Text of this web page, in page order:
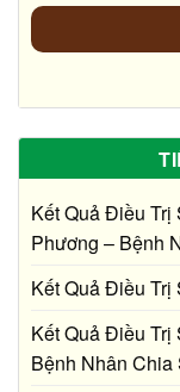
Kết Quả Điều Trị
Phương – Bệnh
Kết Quả Điều Trị
Kết Quả Điều
Bệnh Nhân